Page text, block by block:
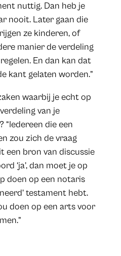
nuttig. Dan heb je
nooit. Later gaan die
ze kinderen, of
manier de verdeling
En dan kan dat
kant gelaten worden.”
waarbij je echt op
van je
“Iedereen die een
zou zich de vraag
een bron van discussie
‘ja’, dan moet je op
doen op een notaris
testament hebt.
doen op een arts voor